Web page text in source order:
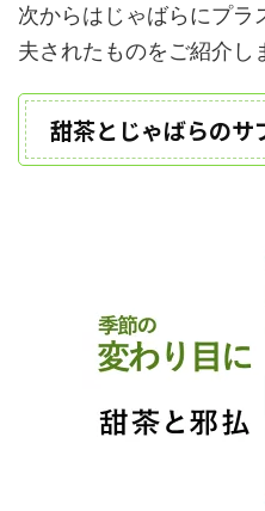
次からはじゃばらにプ
夫されたものをご紹介し
甜茶とじゃばらのサ